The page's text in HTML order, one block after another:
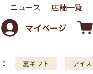
ニュース 店舗一覧
マイページ
夏ギフト アイス